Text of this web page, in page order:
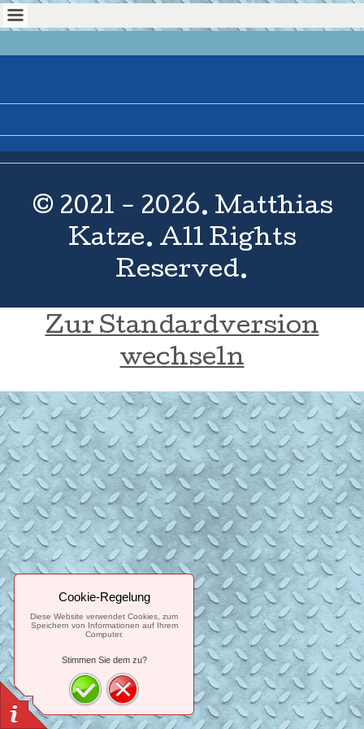
© 2021 - 2026. Matthias
Katze. All Rights
Reserved.
Zur Standardversion
wechseln
Cookie-Regelung
Diese Website verwendet Cookies, zum
Speichern von Informationen auf Ihrem
Computer.
Stimmen Sie dem zu?